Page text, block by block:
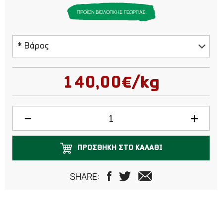
ΠΡΟΪΟΝ ΒΙΟΛΟΓΙΚΗΣ ΓΕΩΡΓΙΑΣ
* Βάρος
25 γραμμάρια
50 γραμμάρια
100 γραμμάρια
150 γραμμάρια
200 γραμμάρια
140,00€/kg
ΠΡΟΣΘΗΚΗ ΣΤΟ ΚΑΛΑΘΙ
SHARE: